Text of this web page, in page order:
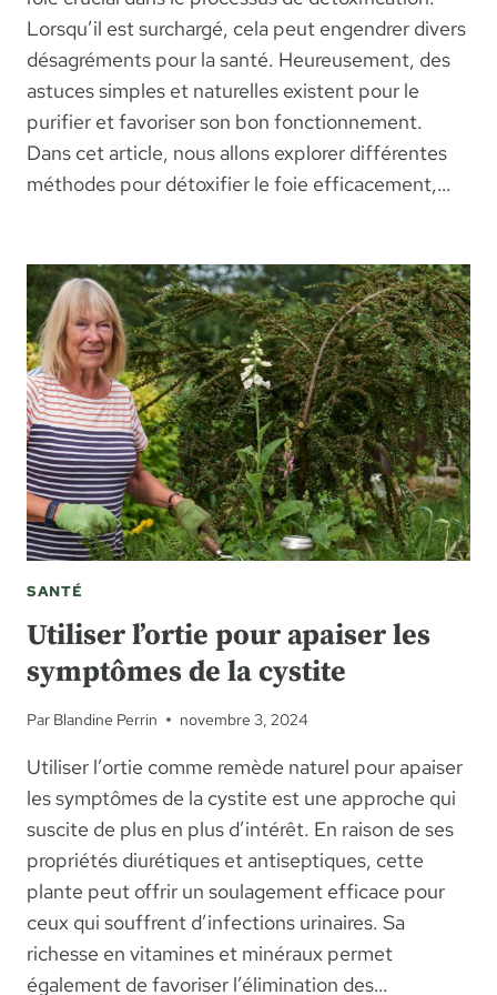
Lorsqu’il est surchargé, cela peut engendrer divers
désagréments pour la santé. Heureusement, des
astuces simples et naturelles existent pour le
purifier et favoriser son bon fonctionnement.
Dans cet article, nous allons explorer différentes
méthodes pour détoxifier le foie efficacement,…
SANTÉ
Utiliser l’ortie pour apaiser les
symptômes de la cystite
Par Blandine Perrin novembre 3, 2024
Utiliser l’ortie comme remède naturel pour apaiser
les symptômes de la cystite est une approche qui
suscite de plus en plus d’intérêt. En raison de ses
propriétés diurétiques et antiseptiques, cette
plante peut offrir un soulagement efficace pour
ceux qui souffrent d’infections urinaires. Sa
richesse en vitamines et minéraux permet
également de favoriser l’élimination des…